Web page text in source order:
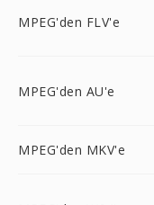
MPEG'den FLV'e
MPEG'den AU'e
MPEG'den MKV'e